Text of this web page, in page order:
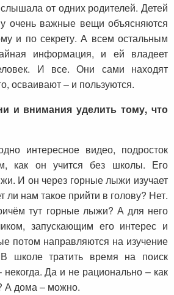
от одних родителей. Детей
очень важные вещи объясняются
и по секрету. А всем остальным
информация, и ей владеет
И все. Они сами находят
осваивают – и пользуются.
и внимания уделить тому, что
интересное видео, подросток
как он учится без школы. Его
И он через горные лыжи изучает
ли нам такое прийти в голову? Нет.
тут горные лыжи? А для него
запускающим его интерес и
потом направляются на изучение
школе тратить время на поиск
Да и не рационально – как
А дома – можно.